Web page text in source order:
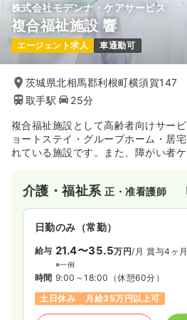
株式会社モデンナ・ケアサービス
複合福祉施設 響
エージェント求人 車通勤可
茨城県北相馬郡利根町横須賀147
取手駅
25分
複合福祉施設として高齢者向けサー
ョートステイ・グループホーム・居
れている施設です。また、障がい者
介護・福祉系正・准看護師
日勤のみ（常勤）
給与 21.4〜35.5万円/月 賞与4ヶ月
※一例
時間 9:00～18:00 （休憩60分）
土日休み
月給35万円以上可